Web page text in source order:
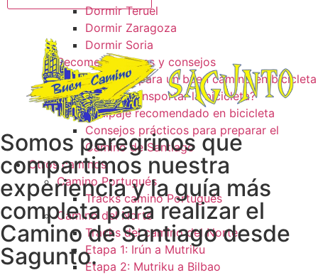
Dormir Teruel
Dormir Zaragoza
Dormir Soria
Recomendaciones y consejos
Consejos para un buen camino en bicicleta
¿Como transportar la bicicleta?
Equipaje recomendado en bicicleta
Consejos prácticos para preparar el
Camino de Santiago
Otros caminos
Camino Portugués
Tracks camino Portugués
Camino del Norte
Tracks del camino del Norte
Etapa 1: Irún a Mutriku
Etapa 2: Mutriku a Bilbao
Somos peregrinos que
compartimos nuestra
experiencia y la guía más
completa para realizar el
Camino de Santiago desde
Sagunto.